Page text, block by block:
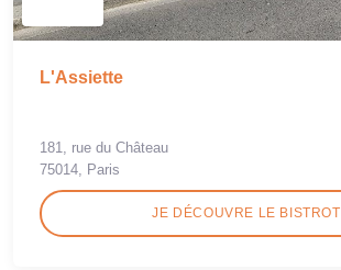
L'Assiette
181, rue du Château
75014, Paris
JE DÉCOUVRE LE BISTROT